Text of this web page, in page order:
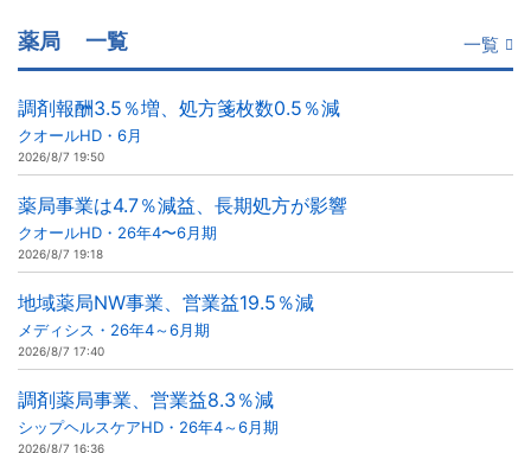
薬局 一覧 一覧
調剤報酬3.5％増、処方箋枚数0.5％減
クオールHD・6月
2026/8/7 19:50
薬局事業は4.7％減益、長期処方が影響
クオールHD・26年4〜6月期
2026/8/7 19:18
地域薬局NW事業、営業益19.5％減
メディシス・26年4～6月期
2026/8/7 17:40
調剤薬局事業、営業益8.3％減
シップヘルスケアHD・26年4～6月期
2026/8/7 16:36